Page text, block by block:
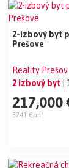
2-izbový byt
Prešove
Reality Prešov
2 izbový byt
217,000
3741 €/m²